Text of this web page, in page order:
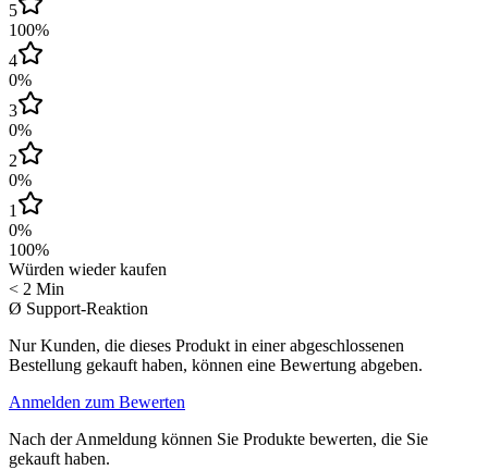
5
100%
4
0%
3
0%
2
0%
1
0%
100%
Würden wieder kaufen
< 2 Min
Ø Support-Reaktion
Nur Kunden, die dieses Produkt in einer abgeschlossenen
Bestellung gekauft haben, können eine Bewertung abgeben.
Anmelden zum Bewerten
Nach der Anmeldung können Sie Produkte bewerten, die Sie
gekauft haben.